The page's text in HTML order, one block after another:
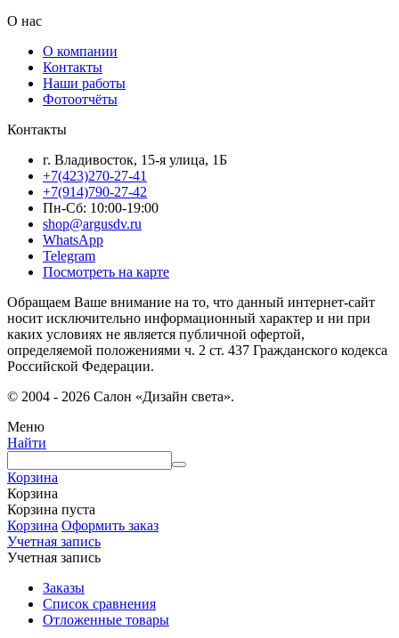
О нас
О компании
Контакты
Наши работы
Фотоотчёты
Контакты
г. Владивосток, 15-я улица, 1Б
+7(423)270-27-41
+7(914)790-27-42
Пн-Сб: 10:00-19:00
shop@argusdv.ru
WhatsApp
Telegram
Посмотреть на карте
Обращаем Ваше внимание на то, что данный интернет-сайт
носит исключительно информационный характер и ни при
каких условиях не является публичной офертой,
определяемой положениями ч. 2 ст. 437 Гражданского кодекса
Российской Федерации.
© 2004 - 2026 Салон «Дизайн света».
Меню
Найти
Корзина
Корзина
Корзина пуста
Корзина Оформить заказ
Учетная запись
Учетная запись
Заказы
Список сравнения
Отложенные товары